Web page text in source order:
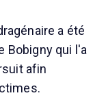
a été
Bobigny qui l'a
afin